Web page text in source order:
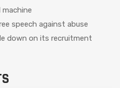
machine
speech against abuse
down on its recruitment